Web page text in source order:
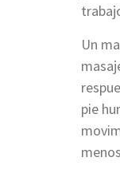
Un
pie